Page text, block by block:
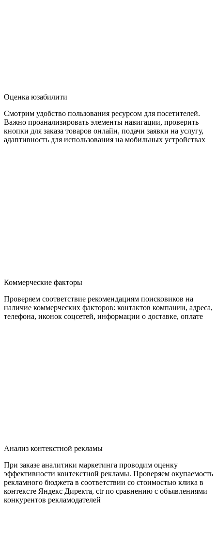
Оценка юзабилити
Смотрим удобство пользования ресурсом для посетителей.
Важно проанализировать элементы навигации, проверить
кнопки для заказа товаров онлайн, подачи заявки на услугу,
адаптивность для использования на мобильных устройствах
Коммерческие факторы
Проверяем соответствие рекомендациям поисковиков на
наличие коммерческих факторов: контактов компании, адреса,
телефона, иконок соцсетей, информации о доставке, оплате
Анализ контекстной рекламы
При заказе аналитики маркетинга проводим оценку
эффективности контекстной рекламы. Проверяем окупаемость
рекламного бюджета в соответствии со стоимостью клика в
контексте Яндекс Директа, ctr по сравнению с объявлениями
конкурентов рекламодателей